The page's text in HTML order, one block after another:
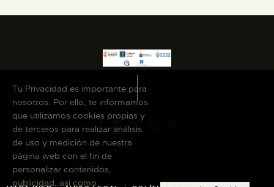
Tu Privacidad es importante para
nosotros. Por ello, te informamos
que utilizamos cookies propias y
de terceros para realizar análisis
de uso y medición de nuestra
página web con el fin de
personalizar contenidos,
publicidad, así como